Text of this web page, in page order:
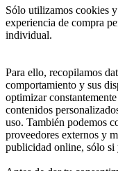
Sólo utilizamos cookies
experiencia de compra
individual.
Para ello, recopilamos
comportamiento y sus
optimizar
contenidos
uso. También podemos
proveedores externos y
publicidad online, sólo si